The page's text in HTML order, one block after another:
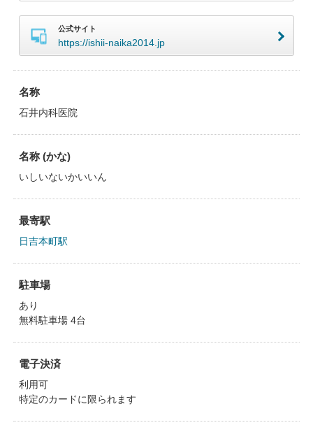
公式サイト
https://ishii-naika2014.jp
名称
石井内科医院
名称 (かな)
いしいないかいいん
最寄駅
日吉本町駅
駐車場
あり
無料駐車場 4台
電子決済
利用可
特定のカードに限られます